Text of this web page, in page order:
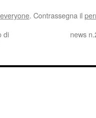
everyone. Contrassegna il
di
news